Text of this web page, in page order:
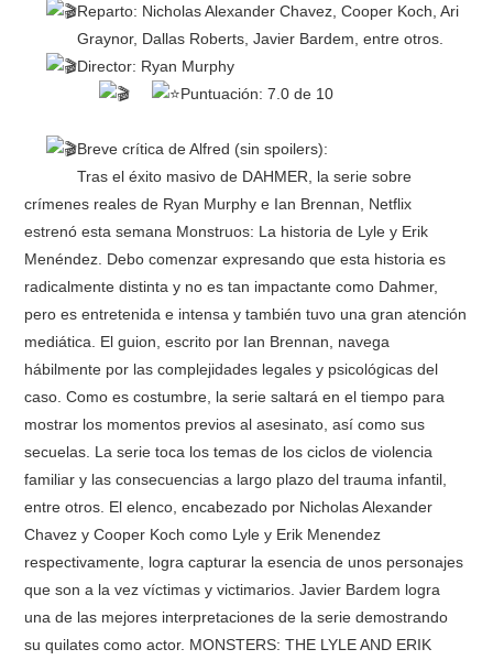
Reparto: Nicholas Alexander Chavez, Cooper Koch, Ari
Graynor, Dallas Roberts, Javier Bardem, entre otros.
Director: Ryan Murphy
Puntuación: 7.0 de 10
Breve crítica de Alfred (sin spoilers):
Tras el éxito masivo de DAHMER, la serie sobre
crímenes reales de Ryan Murphy e Ian Brennan, Netflix
estrenó esta semana Monstruos: La historia de Lyle y Erik
Menéndez. Debo comenzar expresando que esta historia es
radicalmente distinta y no es tan impactante como Dahmer,
pero es entretenida e intensa y también tuvo una gran atención
mediática. El guion, escrito por Ian Brennan, navega
hábilmente por las complejidades legales y psicológicas del
caso. Como es costumbre, la serie saltará en el tiempo para
mostrar los momentos previos al asesinato, así como sus
secuelas. La serie toca los temas de los ciclos de violencia
familiar y las consecuencias a largo plazo del trauma infantil,
entre otros. El elenco, encabezado por Nicholas Alexander
Chavez y Cooper Koch como Lyle y Erik Menendez
respectivamente, logra capturar la esencia de unos personajes
que son a la vez víctimas y victimarios. Javier Bardem logra
una de las mejores interpretaciones de la serie demostrando
su quilates como actor. MONSTERS: THE LYLE AND ERIK